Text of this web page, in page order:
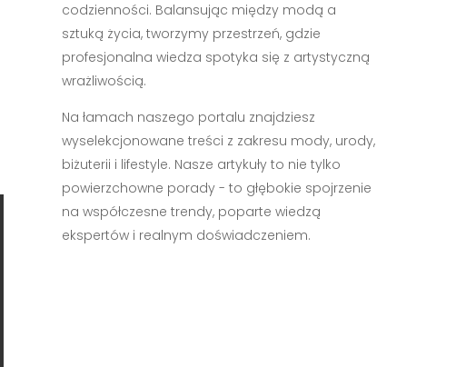
codzienności. Balansując między modą a
sztuką życia, tworzymy przestrzeń, gdzie
profesjonalna wiedza spotyka się z artystyczną
wrażliwością.
Na łamach naszego portalu znajdziesz
wyselekcjonowane treści z zakresu mody, urody,
biżuterii i lifestyle. Nasze artykuły to nie tylko
powierzchowne porady - to głębokie spojrzenie
na współczesne trendy, poparte wiedzą
ekspertów i realnym doświadczeniem.